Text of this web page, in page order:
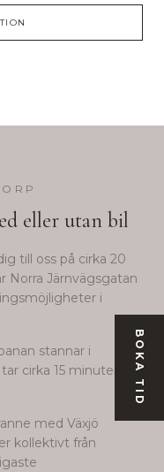
BOKA TID
eller utan bil
till oss på cirka 20
Norra Järnvägsgatan
i
stannar i
cirka 15 minuter,
med Växjö
kollektivt från